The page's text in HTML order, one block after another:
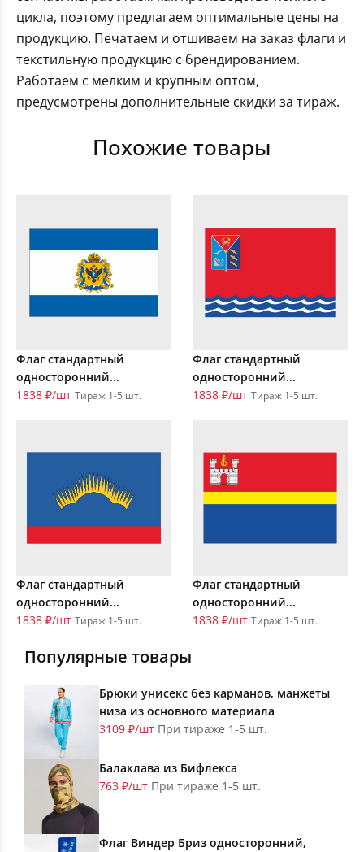
цикла, поэтому предлагаем оптимальные цены на
продукцию. Печатаем и отшиваем на заказ флаги и
текстильную продукцию с брендированием.
Работаем с мелким и крупным оптом,
предусмотрены дополнительные скидки за тираж.
Похожие товары
Флаг стандартный
односторонний...
1838 ₽/шт Тираж 1-5 шт.
Флаг стандартный
односторонний...
1838 ₽/шт Тираж 1-5 шт.
Флаг стандартный
односторонний...
1838 ₽/шт Тираж 1-5 шт.
Флаг стандартный
односторонний...
1838 ₽/шт Тираж 1-5 шт.
Популярные товары
Брюки унисекс без карманов, манжеты
низа из основного материала
3109 ₽/шт При тираже 1-5 шт.
Балаклава из Бифлекса
763 ₽/шт При тираже 1-5 шт.
Флаг Виндер Бриз односторонний,